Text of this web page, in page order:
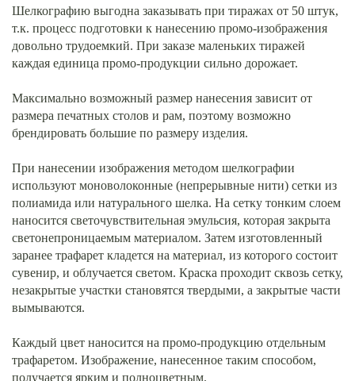
Шелкографию выгодна заказывать при тиражах от 50 штук,
т.к. процесс подготовки к нанесению промо-изображения
довольно трудоемкий. При заказе маленьких тиражей
каждая единица промо-продукции сильно дорожает.
Максимально возможный размер нанесения зависит от
размера печатных столов и рам, поэтому возможно
брендировать большие по размеру изделия.
При нанесении изображения методом шелкографии
используют моноволоконные (непрерывные нити) сетки из
полиамида или натурального шелка. На сетку тонким слоем
наносится светочувствительная эмульсия, которая закрыта
светонепроницаемым материалом. Затем изготовленный
заранее трафарет кладется на материал, из которого состоит
сувенир, и облучается светом. Краска проходит сквозь сетку,
незакрытые участки становятся твердыми, а закрытые части
вымываются.
Каждый цвет наносится на промо-продукцию отдельным
трафаретом. Изображение, нанесенное таким способом,
получается ярким и полноцветным.